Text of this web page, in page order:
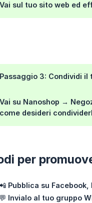
Vai sul tuo sito web ed
Passaggio 3: Condividi
Vai su Nanoshop →
come desideri
per
Pubblica su
💬 Invialo al tuo gruppo